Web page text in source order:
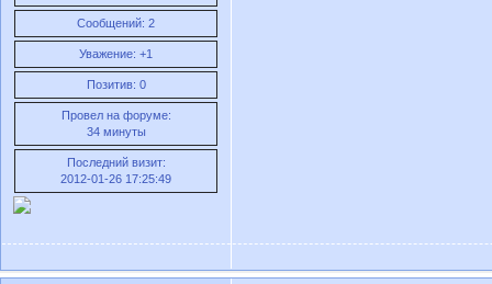
Сообщений: 2
Уважение: +1
Позитив: 0
Провел на форуме:
34 минуты
Последний визит:
2012-01-26 17:25:49